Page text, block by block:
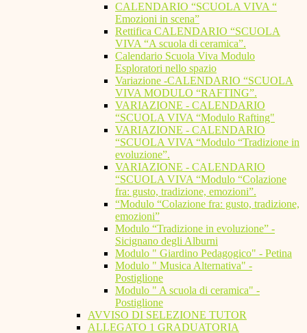
CALENDARIO “SCUOLA VIVA “
Emozioni in scena”
Rettifica CALENDARIO “SCUOLA
VIVA “A scuola di ceramica”.
Calendario Scuola Viva Modulo
Esploratori nello spazio
Variazione -CALENDARIO “SCUOLA
VIVA MODULO “RAFTING”.
VARIAZIONE - CALENDARIO
“SCUOLA VIVA “Modulo Rafting"
VARIAZIONE - CALENDARIO
“SCUOLA VIVA “Modulo “Tradizione in
evoluzione”.
VARIAZIONE - CALENDARIO
“SCUOLA VIVA “Modulo “Colazione
fra: gusto, tradizione, emozioni”.
“Modulo “Colazione fra: gusto, tradizione,
emozioni”
Modulo “Tradizione in evoluzione” -
Sicignano degli Alburni
Modulo " Giardino Pedagogico" - Petina
Modulo " Musica Alternativa" -
Postiglione
Modulo " A scuola di ceramica" -
Postiglione
AVVISO DI SELEZIONE TUTOR
ALLEGATO 1 GRADUATORIA